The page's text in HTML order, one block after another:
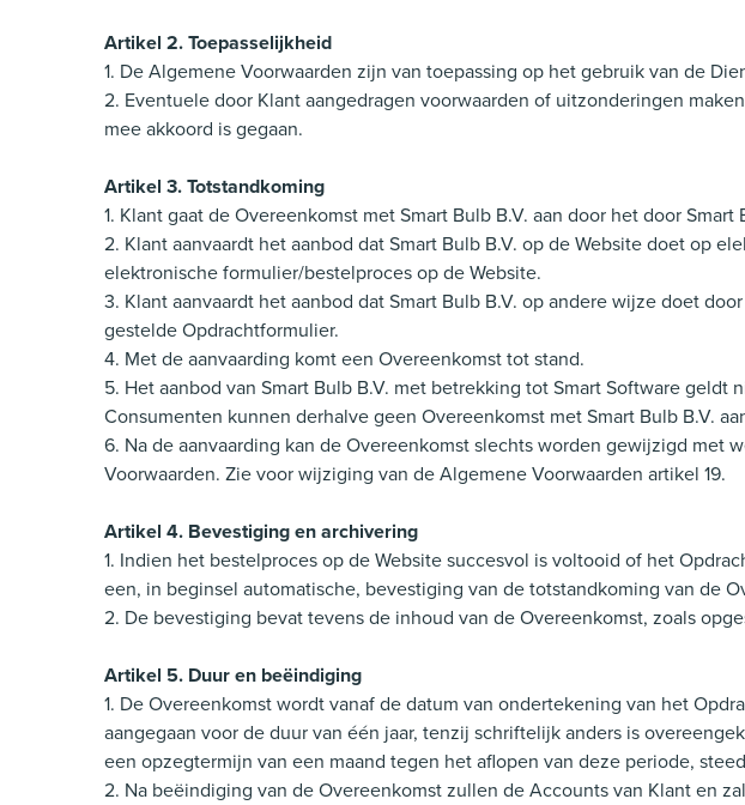
Artikel 2. Toepasselijkheid
1. De Algemene Voorwaarden zijn van toepassing op het gebruik van de
2. Eventuele door Klant aangedragen voorwaarden of uitzonderingen
mee akkoord is gegaan.
Artikel 3. Totstandkoming
1. Klant gaat de Overeenkomst met Smart Bulb B.V. aan door het door
2. Klant aanvaardt het aanbod dat Smart Bulb B.V. op de Website doet op
elektronische formulier/bestelproces op de Website.
3. Klant aanvaardt het aanbod dat Smart Bulb B.V. op andere wijze doet
gestelde Opdrachtformulier.
4. Met de aanvaarding komt een Overeenkomst tot stand.
5. Het aanbod van Smart Bulb B.V. met betrekking tot Smart Software
Consumenten kunnen derhalve geen Overeenkomst met Smart Bulb B.V.
6. Na de aanvaarding kan de Overeenkomst slechts worden gewijzigd
Voorwaarden. Zie voor wijziging van de Algemene Voorwaarden artikel 19.
Artikel 4. Bevestiging en archivering
1. Indien het bestelproces op de Website succesvol is voltooid of het
een, in beginsel automatische, bevestiging van de totstandkoming van de
2. De bevestiging bevat tevens de inhoud van de Overeenkomst, zoals
Artikel 5. Duur en beëindiging
1. De Overeenkomst wordt vanaf de datum van ondertekening van het
aangegaan voor de duur van één jaar, tenzij schriftelijk anders is
een opzegtermijn van een maand tegen het aflopen van deze periode,
2. Na beëindiging van de Overeenkomst zullen de Accounts van Klant en